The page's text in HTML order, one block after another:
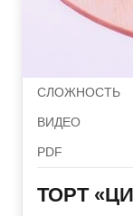
СЛОЖНОСТЬ
ВИДЕО
PDF
ТОРТ